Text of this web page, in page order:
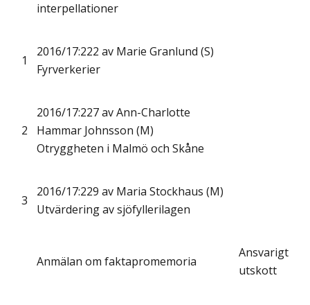
interpellationer
1
2016/17:222 av Marie Granlund (S)
Fyrverkerier
2
2016/17:227 av Ann-Charlotte
Hammar Johnsson (M)
Otryggheten i Malmö och Skåne
3
2016/17:229 av Maria Stockhaus (M)
Utvärdering av sjöfyllerilagen
Anmälan om faktapromemoria
Ansvarigt
utskott